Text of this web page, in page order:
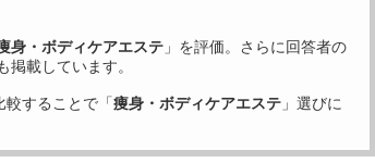
身・ボディケアエステ 」を評価。さらに回答者の
載しています。
較することで「痩身・ボディケアエステ 」選びに